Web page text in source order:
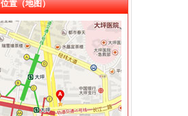
竣贸易有限责任公司 渝中100万 （进出口权）
谛升进出口贸易有限公司 渝北100万 （进出口权）
欣锦诚商贸有限公司 渝九50万 （工商注册）
信同广告有限公司 渝沙50万 （工商注册）
三虹房地产营销策划有限公司
宝鹰汽车销售有限公司
置（地图）
纳税人查询
决一般纳税人咨询、各类疑难等问题】-北区泰山路
般纳税人查询山东】_武汉列表网
纳税人查询
一般纳税人资格查询
纳税人查询一般纳税人查询
般纳税人资格查询：http://218.70.65.72:3002/fpcx/
一般纳税人申请：路源咨询—专业代办安全生产许